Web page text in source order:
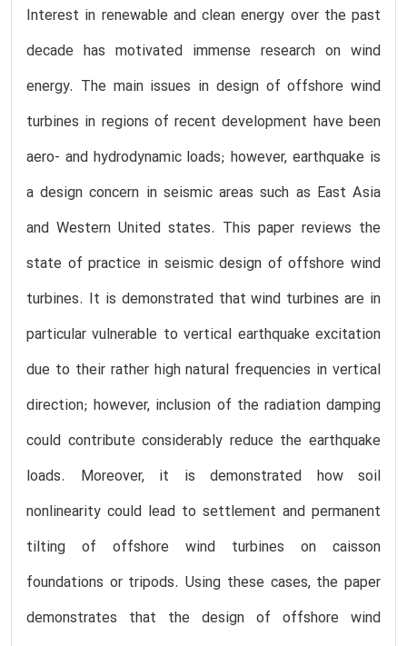
Interest in renewable and clean energy over the past
decade has motivated immense research on wind
energy. The main issues in design of offshore wind
turbines in regions of recent development have been
aero- and hydrodynamic loads; however, earthquake is
a design concern in seismic areas such as East Asia
and Western United states. This paper reviews the
state of practice in seismic design of offshore wind
turbines. It is demonstrated that wind turbines are in
particular vulnerable to vertical earthquake excitation
due to their rather high natural frequencies in vertical
direction; however, inclusion of the radiation damping
could contribute considerably reduce the earthquake
loads. Moreover, it is demonstrated how soil
nonlinearity could lead to settlement and permanent
tilting of offshore wind turbines on caisson
foundations or tripods. Using these cases, the paper
demonstrates that the design of offshore wind